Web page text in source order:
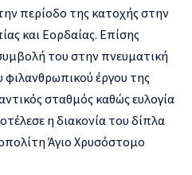
περίοδο της κατοχής στην
και Εορδαίας. Επίσης
του στην πνευματική
έργου της
σταθμός καθώς ευλογία
η διακονία του δίπλα
Άγιο Χρυσόστομο